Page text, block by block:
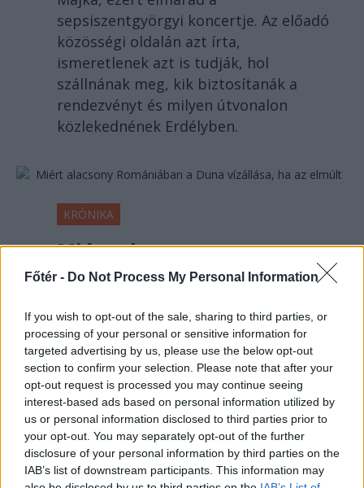
Főtér - Do Not Process My Personal Information
If you wish to opt-out of the sale, sharing to third parties, or
processing of your personal or sensitive information for
targeted advertising by us, please use the below opt-out
section to confirm your selection. Please note that after your
opt-out request is processed you may continue seeing
interest-based ads based on personal information utilized by
us or personal information disclosed to third parties prior to
your opt-out. You may separately opt-out of the further
disclosure of your personal information by third parties on the
IAB’s list of downstream participants. This information may
sepsiszentgyörgyi koncertje. Az előadó
közösségi oldalán azt írta,
ismeretlenek azt is tudják, hol
szállnának meg, kik biztosítanák a
rendezvényt és milyen útvonalon
közlekednének Erdélyben.
KRÓNIKA
Miért alacsony
Romániában a Duna
hetekben heves esőzések
voltak?
Romániában az elmúlt hetekben heves
esőzések voltak, az ország mégsem
mentesül a Duna alacsony vízállása
miatti problémáktól, hiszen már a
cernavodai atomerőmű működése is
veszélybe került.